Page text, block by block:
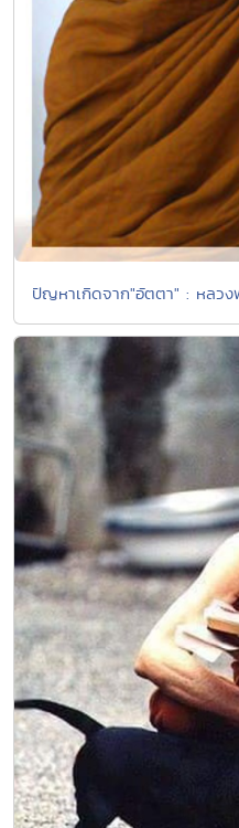
ปัญหาเกิดจาก"อัตตา" : หลว